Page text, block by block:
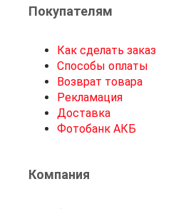
Покупателям
Как сделать заказ
Способы оплаты
Возврат товара
Рекламация
Доставка
Фотобанк АКБ
Компания